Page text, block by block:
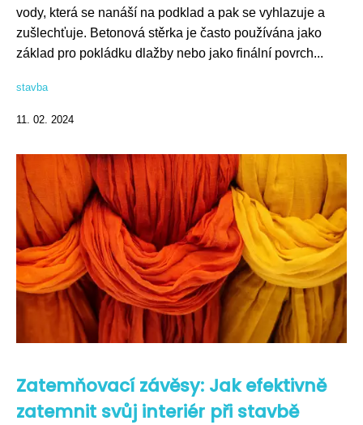
vody, která se nanáší na podklad a pak se vyhlazuje a
zušlechťuje. Betonová stěrka je často používána jako
základ pro pokládku dlažby nebo jako finální povrch...
stavba
11. 02. 2024
Zatemňovací závěsy: Jak efektivně
zatemnit svůj interiér při stavbě